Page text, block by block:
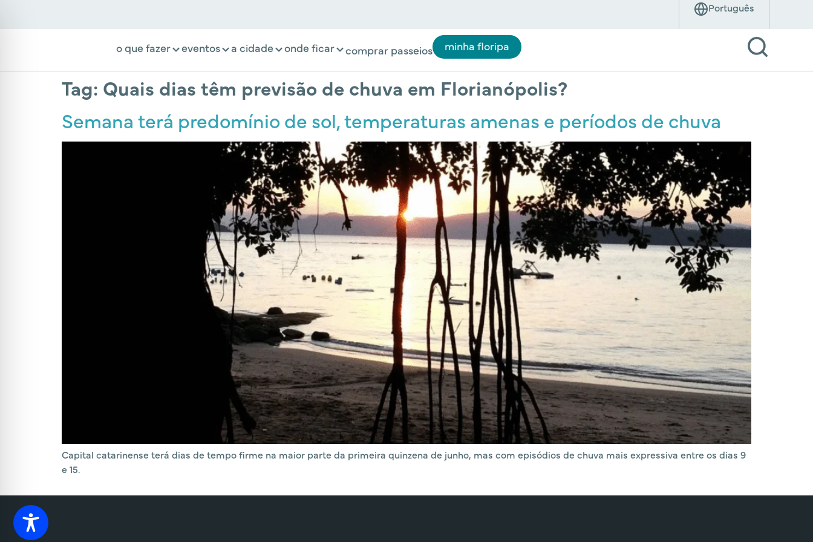
o que fazer eventos a cidade onde ficar comprar passeios minha floripa
Tag: Quais dias têm previsão de chuva em Florianópolis?
Semana terá predomínio de sol, temperaturas amenas e períodos de chuva
Capital catarinense terá dias de tempo firme na maior parte da primeira quinzena de junho, mas com episódios de chuva mais expressiva entre os dias 9
e 15.